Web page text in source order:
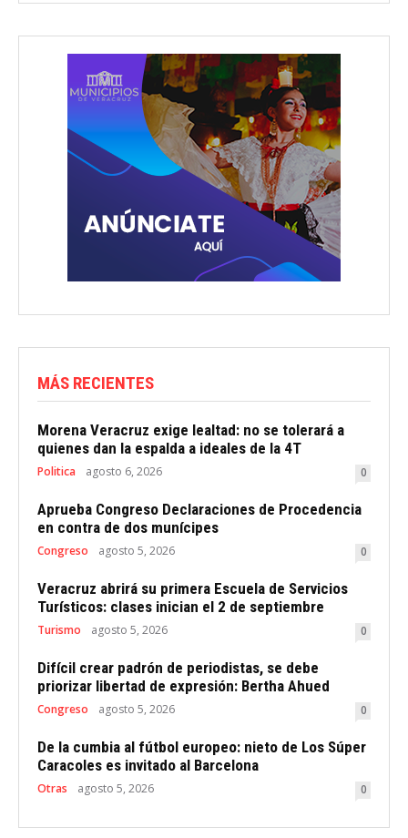
MÁS RECIENTES
Morena Veracruz exige lealtad: no se tolerará a
quienes dan la espalda a ideales de la 4T
Politica agosto 6, 2026 0
Aprueba Congreso Declaraciones de Procedencia
en contra de dos munícipes
Congreso agosto 5, 2026 0
Veracruz abrirá su primera Escuela de Servicios
Turísticos: clases inician el 2 de septiembre
Turismo agosto 5, 2026 0
Difícil crear padrón de periodistas, se debe
priorizar libertad de expresión: Bertha Ahued
Congreso agosto 5, 2026 0
De la cumbia al fútbol europeo: nieto de Los Súper
Caracoles es invitado al Barcelona
Otras agosto 5, 2026 0